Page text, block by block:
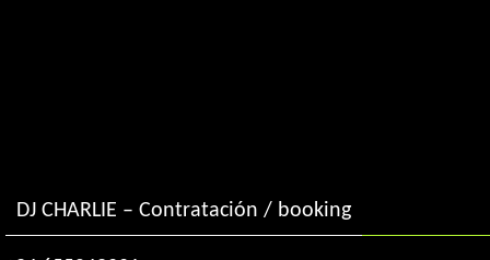
DJ CHARLIE – Contratación / booking